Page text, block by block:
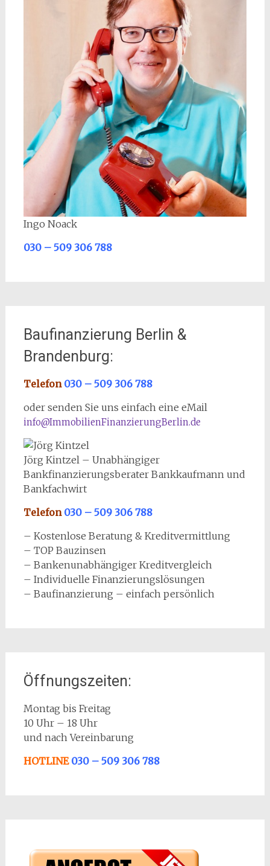
Ingo Noack
030 – 509 306 788
Baufinanzierung Berlin &
Brandenburg:
Telefon 030 – 509 306 788
oder senden Sie uns einfach eine eMail
info@ImmobilienFinanzierungBerlin.de
Jörg Kintzel – Unabhängiger
Bankfinanzierungsberater Bankkaufmann und
Bankfachwirt
Telefon 030 – 509 306 788
– Kostenlose Beratung & Kreditvermittlung
– TOP Bauzinsen
– Bankenunabhängiger Kreditvergleich
– Individuelle Finanzierungslösungen
– Baufinanzierung – einfach persönlich
Öffnungszeiten:
Montag bis Freitag
10 Uhr – 18 Uhr
und nach Vereinbarung
HOTLINE 030 – 509 306 788